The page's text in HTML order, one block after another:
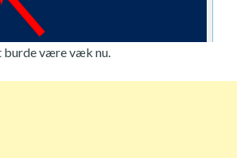
burde være væk nu.